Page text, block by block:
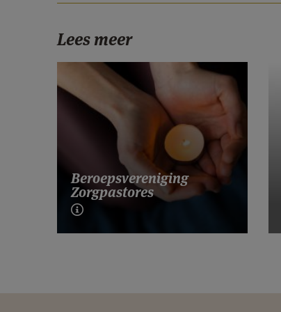
Lees meer
Beroepsvereniging
Zorgpastores